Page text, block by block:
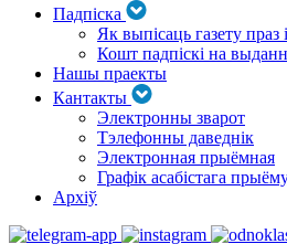
Падпіска
Як выпісаць газету праз
Кошт падпіскі на
Нашы праекты
Кантакты
Электронны зварот
Тэлефонны даведнік
Электронная прыёмная
Графік асабістага
Архіў